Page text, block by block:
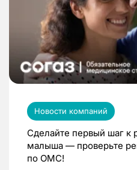
Новости компаний
Сделайте первый шаг к
малыша — проверьте
по ОМС!